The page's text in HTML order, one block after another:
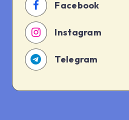
Facebook
Instagram
Telegram